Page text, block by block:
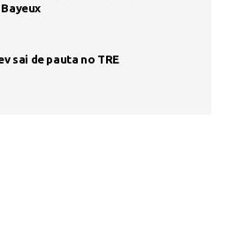
sai de pauta no TRE